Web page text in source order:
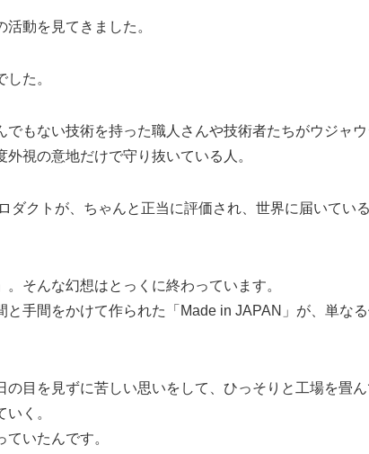
動を見てきました。
た。
もない技術を持った職人さんや技術者たちがウジャ
視の意地だけで守り抜いている人。
ダクトが、ちゃんと正当に評価され、世界に届いて
そんな幻想はとっくに終わっています。
手間をかけて作られた「Made in JAPAN」が、単な
目を見ずに苦しい思いをして、ひっそりと工場を畳
く。
いたんです。